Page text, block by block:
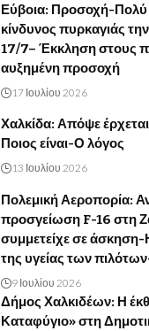
Εύβοια: Προσοχή-
κίνδυνος πυρκαγιάς
17/7– Έκκληση στους
αυξημένη προσοχή
17 Ιουλίου 2026
Χαλκίδα: Απόψε
Ποιος είναι-Ο λόγος
13 Ιουλίου 2026
Πολεμική Αεροπορία:
προσγείωση F-16 στη
συμμετείχε σε
της υγείας των
9 Ιουλίου 2026
Δήμος Χαλκιδέων: Η
Καταφύγιο» στη